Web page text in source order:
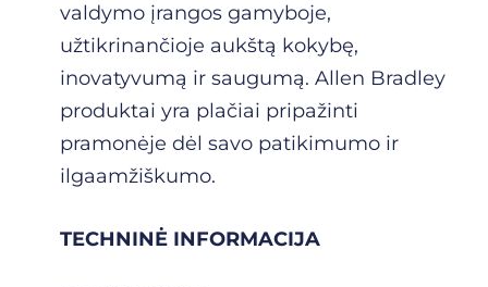
TECHNINĖ INFORMACIJA
valdymo įrangos gamyboje,
užtikrinančioje aukštą kokybę,
inovatyvumą ir saugumą. Allen Bradley
produktai yra plačiai pripažinti
pramonėje dėl savo patikimumo ir
ilgaamžiškumo.